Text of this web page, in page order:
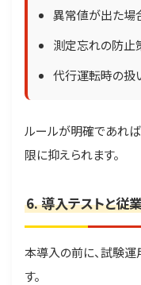
異常値が出た場
測定忘れの防止
代行運転時の扱
ルールが明確であれば
限に抑えられます。
6. 導入テストと従
本導入の前に、試験
す。